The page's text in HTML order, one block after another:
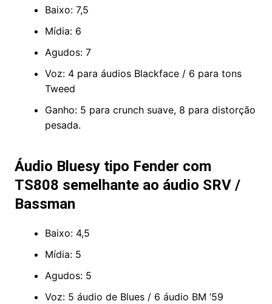
Baixo: 7,5
Mídia: 6
Agudos: 7
Voz: 4 para áudios Blackface / 6 para tons
Tweed
Ganho: 5 para crunch suave, 8 para distorção
pesada.
Áudio Bluesy tipo Fender com
TS808 semelhante ao áudio SRV /
Bassman
Baixo: 4,5
Mídia: 5
Agudos: 5
Voz: 5 áudio de Blues / 6 áudio BM ’59